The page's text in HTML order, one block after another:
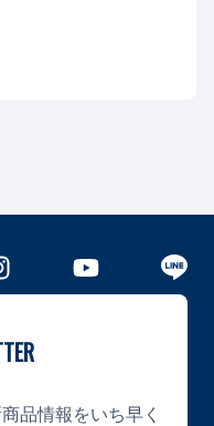
品情報をいち早く